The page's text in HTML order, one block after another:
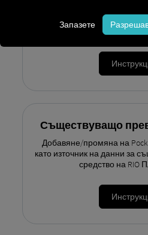
платформа с Pocket Driver
източник на
Съществуващо
Добавяне/промяна на
като източник на данни за
средство на RIO
Запазете